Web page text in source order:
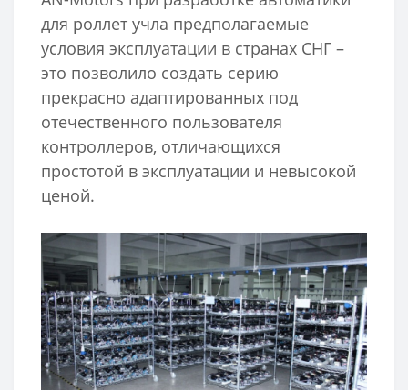
для роллет учла предполагаемые
условия эксплуатации в странах СНГ –
это позволило создать серию
прекрасно адаптированных под
отечественного пользователя
контроллеров, отличающихся
простотой в эксплуатации и невысокой
ценой.